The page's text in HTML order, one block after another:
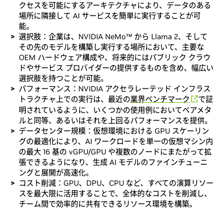
クセスを可能にするアーキテクチャにより、データのある
場所に隣接して AI サービスを簡単に実行することが可
能。
選択肢：企業は、NVIDIA NeMo™ から Llama 2、そして
その先のモデルを構築し実行する場所において、主要な
OEM ハードウェア構成や、将来的にはパブリック クラウ
ドやサービス プロバイダーの提供するものを含め、幅広い
選択肢を持つことが可能。
パフォーマンス：NVIDIA アクセラレーテッド インフラス
トラクチャ上での実行は、最近の業界ベンチマーク
で証
明されているように、いくつかの使用例においてベアメタ
ルと同等、あるいはそれを上回るパフォーマンスを提供。
データセンター規模：仮想環境における GPU スケーリン
グの最適化により、AI ワークロードを単一の仮想マシン内
の最大 16 基の vGPU/GPU や複数のノードにまたがって拡
張できるようになり、生成 AI モデルのファインチューニ
ングと展開が高速化。
コスト削減：GPU、DPU、CPU など、すべての演算リソー
スを最大限に活用することで、全体的なコストを削減し、
チーム間で効率的に共有できるリソース環境を構築。